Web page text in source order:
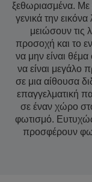
ξεθωριασμένα.
γενικά την
μειώσουν τις
προσοχή και το
να μην είναι θέμα
να είναι μεγάλο
σε μια αίθουσα
επαγγελματική
σε έναν χώρο
φωτισμό.
προσφέρουν